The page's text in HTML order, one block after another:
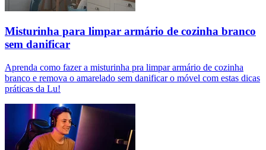
Misturinha para limpar armário de cozinha branco
sem danificar
Aprenda como fazer a misturinha pra limpar armário de cozinha
branco e remova o amarelado sem danificar o móvel com estas dicas
práticas da Lu!